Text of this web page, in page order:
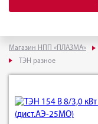
Магазин НПП «ПЛАЗМА»
ТЭН разное